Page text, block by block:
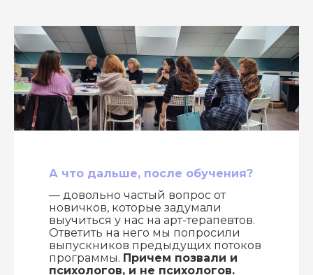
А что дальше, после обучения?
— довольно частый вопрос от
новичков, которые задумали
выучиться у нас на арт-терапевтов.
Ответить на него мы попросили
выпускников предыдущих потоков
программы. Причем позвали и
психологов, и не психологов.